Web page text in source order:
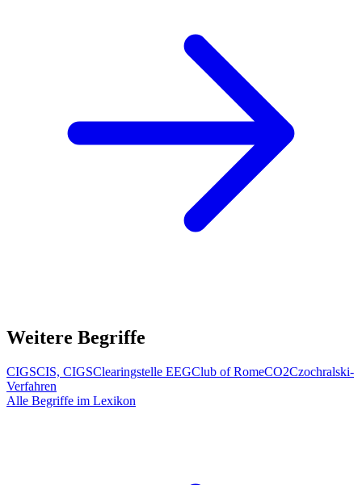
Weitere Begriffe
CIGSCIS, CIGSClearingstelle EEGClub of RomeCO2Czochralski-
Verfahren
Alle Begriffe im Lexikon